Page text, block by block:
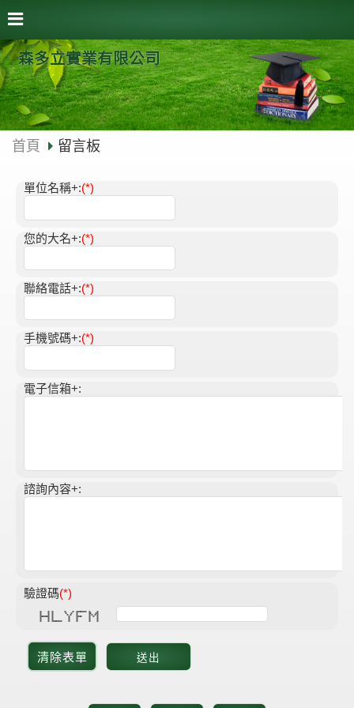
森多立實業有限公司
首頁 留言板
單位名稱+:(*)
您的大名+:(*)
聯絡電話+:(*)
手機號碼+:(*)
電子信箱+:
諮詢內容+:
驗證碼(*)
* * * * * ******* * *
* * * * * * ** **
* * * * * * * * * *
******* * * **** * * *
* * * * * * *
* * ******* * * * *